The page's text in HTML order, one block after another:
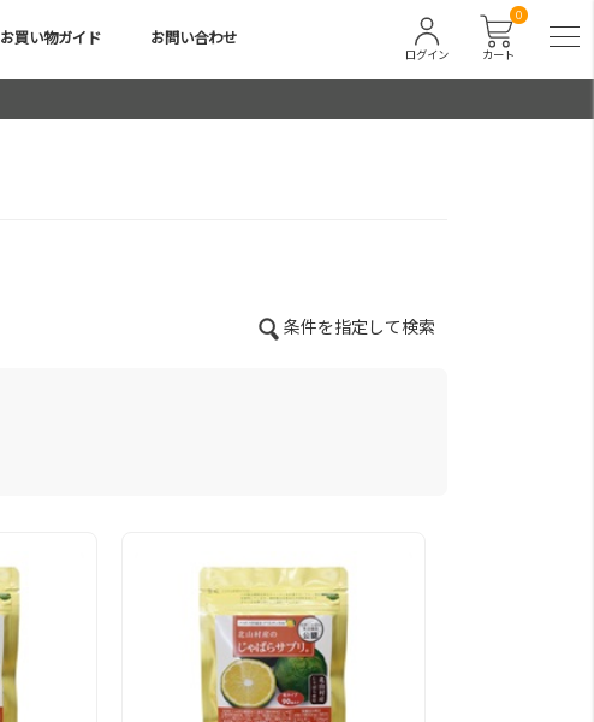
お買い物ガイド お問い合わせ
カート
0
ログイン
条件を指定して検索